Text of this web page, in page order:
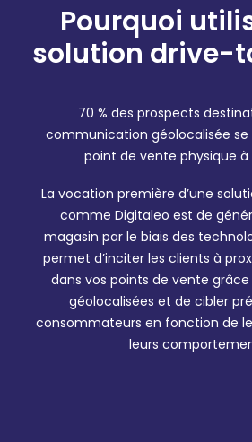
Pourquoi
solution drive-
70 % des prospects
communication géolocalisée
point de vente physique à
La vocation première d’une
comme Digitaleo est de
magasin par le biais des
permet d’inciter les clients à
dans vos points de vente
géolocalisées et de cibler
consommateurs en fonction de
leurs